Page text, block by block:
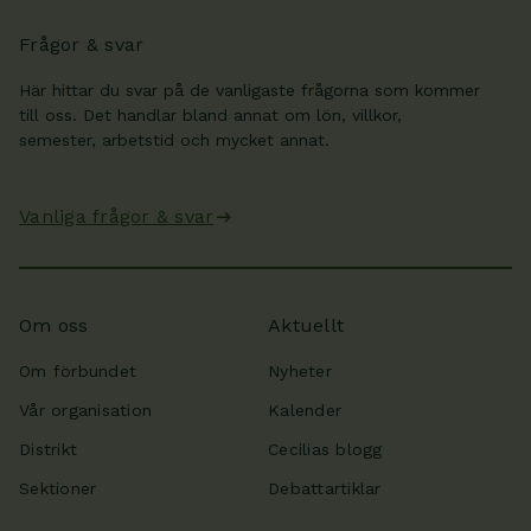
Frågor & svar
Här hittar du svar på de vanligaste frågorna som kommer
till oss. Det handlar bland annat om lön, villkor,
semester, arbetstid och mycket annat.
Vanliga frågor & svar
Om oss
Om förbundet
Vår organisation
Distrikt
Sektioner
Aktuellt
Nyheter
Kalender
Cecilias blogg
Debattartiklar